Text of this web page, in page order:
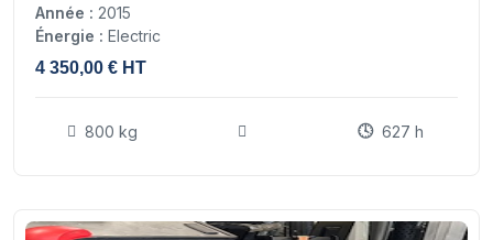
Année : 2015
Énergie : Electric
4 350,00 € HT
800 kg 627 h